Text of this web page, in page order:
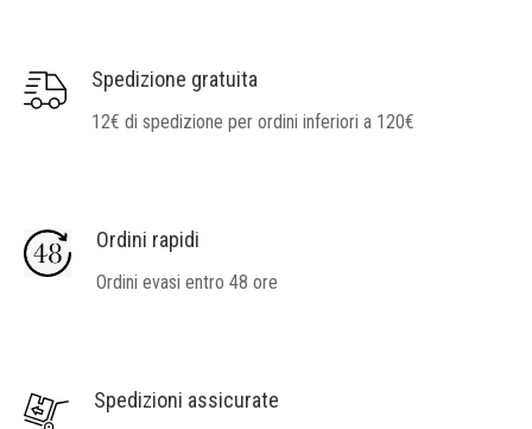
Spedizione gratuita
12€ di spedizione per ordini inferiori a 120€
Ordini rapidi
Ordini evasi entro 48 ore
Spedizioni assicurate